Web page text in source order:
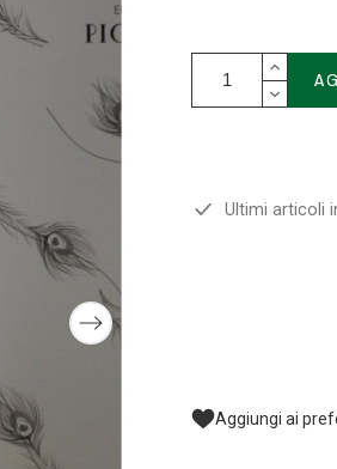
Ultimi articoli
Aggiungi ai